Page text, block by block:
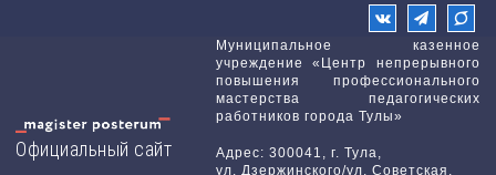
Официальный сайт
Муниципальное казенное
учреждение «Центр непрерывного
повышения профессионального
мастерства педагогических
работников города Тулы»
Адрес: 300041, г. Тула,
ул. Дзержинского/ул. Советская,